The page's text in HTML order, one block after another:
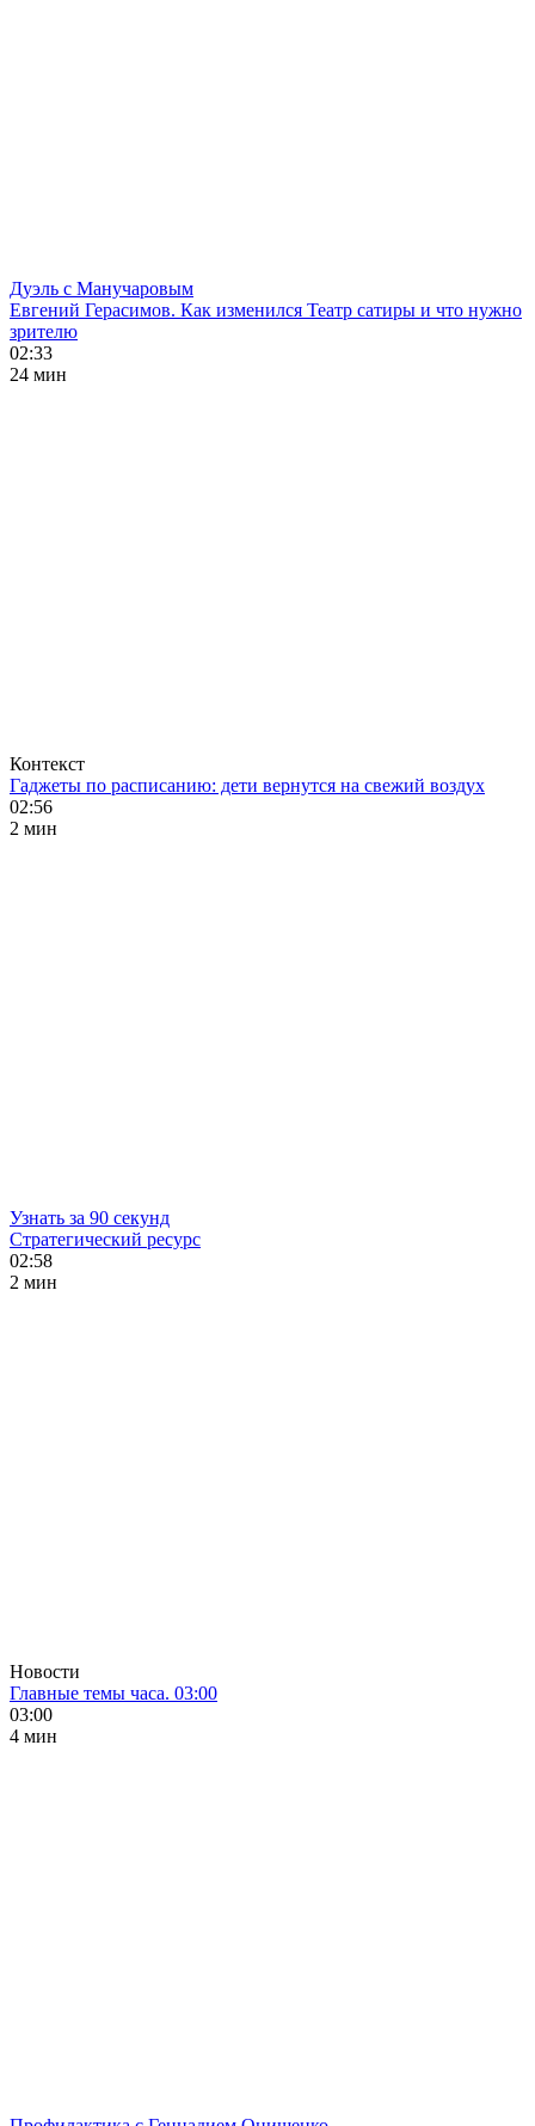
Дуэль с Манучаровым
Евгений Герасимов. Как изменился Театр сатиры и что нужно
зрителю
02:33
24 мин
Контекст
Гаджеты по расписанию: дети вернутся на свежий воздух
02:56
2 мин
Узнать за 90 секунд
Стратегический ресурс
02:58
2 мин
Новости
Главные темы часа. 03:00
03:00
4 мин